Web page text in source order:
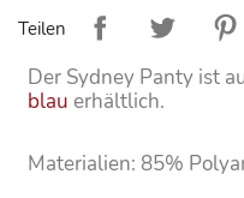
Teilen
Der Sydney Panty ist
blau erhältlich.
Materialien: 85%